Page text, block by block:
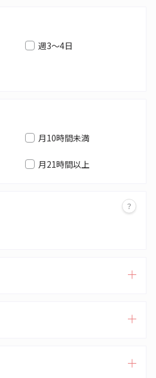
週3～4日
月10時間未満
月21時間以上